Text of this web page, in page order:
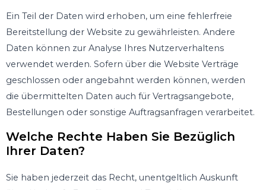
Ein Teil der Daten wird erhoben, um eine fehlerfreie
Bereitstellung der Website zu gewährleisten. Andere
Daten können zur Analyse Ihres Nutzerverhaltens
verwendet werden. Sofern über die Website Verträge
geschlossen oder angebahnt werden können, werden
die übermittelten Daten auch für Vertragsangebote,
Bestellungen oder sonstige Auftragsanfragen verarbeitet.
Welche Rechte Haben Sie Bezüglich
Ihrer Daten?
Sie haben jederzeit das Recht, unentgeltlich Auskunft